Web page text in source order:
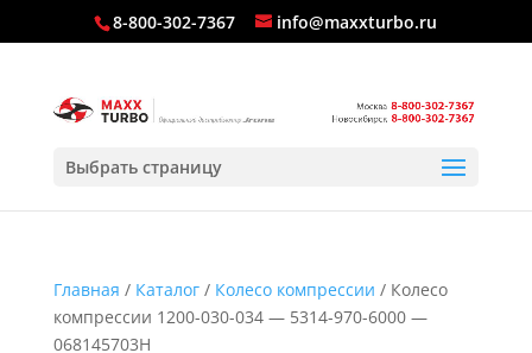
8-800-302-7367 info@maxxturbo.ru
Выбрать страницу
Главная / Каталог/ Колесо компрессии / Колесо
компрессии 1200-030-034 — 5314-970-6000 —
068145703H